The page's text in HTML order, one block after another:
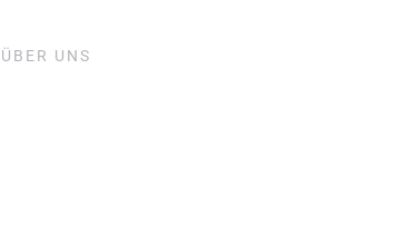
ÜBER UNS